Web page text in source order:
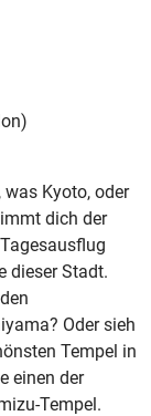
Kyoto, oder
dich der
dieser Stadt.
Oder sieh
Tempel in
einen der
Tempel.